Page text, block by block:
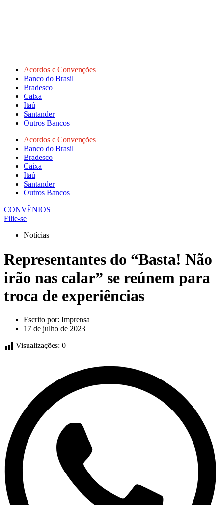
Acordos e Convenções
Banco do Brasil
Bradesco
Caixa
Itaú
Santander
Outros Bancos
Acordos e Convenções
Banco do Brasil
Bradesco
Caixa
Itaú
Santander
Outros Bancos
CONVÊNIOS
Filie-se
Notícias
Representantes do “Basta! Não
irão nas calar” se reúnem para
troca de experiências
Escrito por: Imprensa
17 de julho de 2023
Visualizações: 0